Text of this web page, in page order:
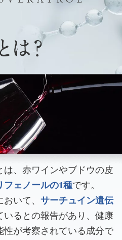
は、赤ワインやブドウの皮
フェノールの1種です。
おいて、サーチュイン遺伝
いるとの報告があり、健康
性が考察されている成分で